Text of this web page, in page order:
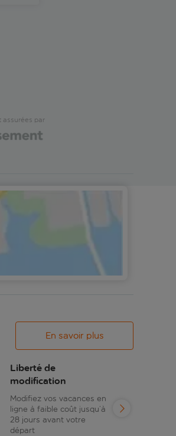
assurées par
En savoir plus
Liberté de
modification
Modifiez vos vacances en
ligne à faible coût jusqu’à
28 jours avant votre
départ